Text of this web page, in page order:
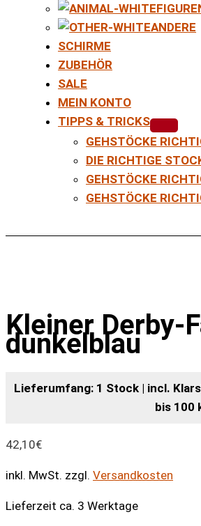
ANDERE
SCHIRME
ZUBEHÖR
SALE
MEIN KONTO
TIPPS & TRICKS
GEHSTÖCKE
DIE RICHTIGE
GEHSTÖCKE
GEHSTÖCKE
Kleiner Derby-
dunkelblau
Lieferumfang: 1 Stock | incl.
bis 100
42,10€
inkl. MwSt. zzgl. Versandkosten
Lieferzeit ca. 3 Werktage